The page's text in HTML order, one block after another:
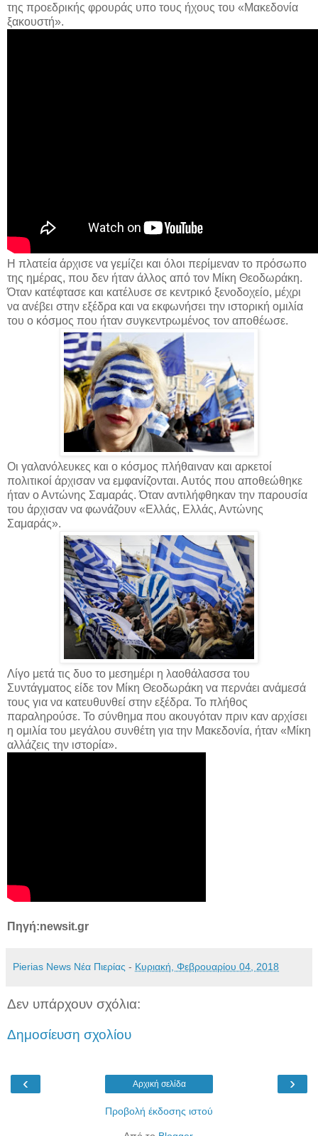
της προεδρικής φρουράς υπο τους ήχους του «Μακεδονία
ξακουστή».
Η πλατεία άρχισε να γεμίζει και όλοι περίμεναν το πρόσωπο
της ημέρας, που δεν ήταν άλλος από τον Μίκη Θεοδωράκη.
Όταν κατέφτασε και κατέλυσε σε κεντρικό ξενοδοχείο, μέχρι
να ανέβει στην εξέδρα και να εκφωνήσει την ιστορική ομιλία
του ο κόσμος που ήταν συγκεντρωμένος τον αποθέωσε.
Οι γαλανόλευκες και ο κόσμος πλήθαιναν και αρκετοί
πολιτικοί άρχισαν να εμφανίζονται. Αυτός που αποθεώθηκε
ήταν ο Αντώνης Σαμαράς. Όταν αντιλήφθηκαν την παρουσία
του άρχισαν να φωνάζουν «Ελλάς, Ελλάς, Αντώνης
Σαμαράς».
Λίγο μετά τις δυο το μεσημέρι η λαοθάλασσα του
Συντάγματος είδε τον Μίκη Θεοδωράκη να περνάει ανάμεσά
τους για να κατευθυνθεί στην εξέδρα. Το πλήθος
παραληρούσε. Το σύνθημα που ακουγόταν πριν καν αρχίσει
η ομιλία του μεγάλου συνθέτη για την Μακεδονία, ήταν «Μίκη
αλλάζεις την ιστορία».
Πηγή:newsit.gr
Pierias News Νέα Πιερίας - Κυριακή, Φεβρουαρίου 04, 2018
Δεν υπάρχουν σχόλια:
Δημοσίευση σχολίου
‹ ›
Αρχική σελίδα
Προβολή έκδοσης ιστού